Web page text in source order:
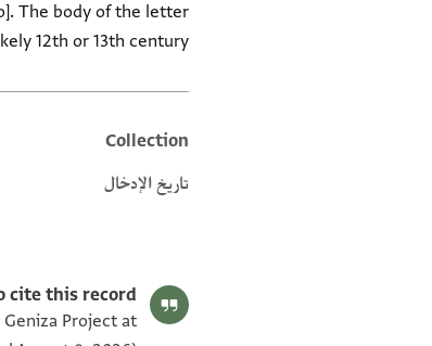
The body of the letter
12th or 13th century.
metadata
Collection
تاريخ الإدخال
cite this record:
Project at